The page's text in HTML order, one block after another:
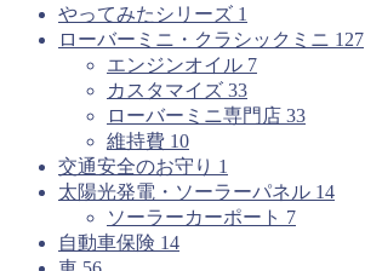
やってみたシリーズ 1
ローバーミニ・クラシックミニ 127
エンジンオイル 7
カスタマイズ 33
ローバーミニ専門店 33
維持費 10
交通安全のお守り 1
太陽光発電・ソーラーパネル 14
ソーラーカーポート 7
自動車保険 14